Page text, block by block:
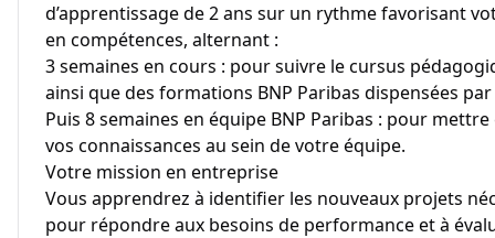
d’apprentissage de 2 ans sur un rythme favorisant
en compétences, alternant :
3 semaines en cours : pour suivre le cursus
ainsi que des formations BNP Paribas dispensées
Puis 8 semaines en équipe BNP Paribas : pour
vos connaissances au sein de votre équipe.
Votre mission en entreprise
Vous apprendrez à identifier les nouveaux projets
pour répondre aux besoins de performance et à